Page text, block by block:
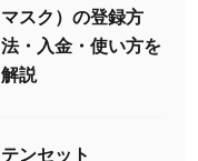
マスク）の登録方
法・入金・使い方を
解説
テンセット